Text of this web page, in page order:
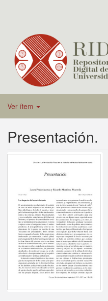
Ver ítem
Presentación.